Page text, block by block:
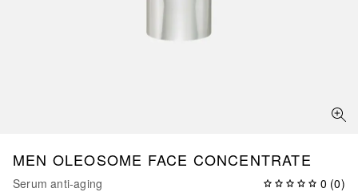
MEN OLEOSOME FACE CONCENTRATE
Serum anti-aging 0 (0)